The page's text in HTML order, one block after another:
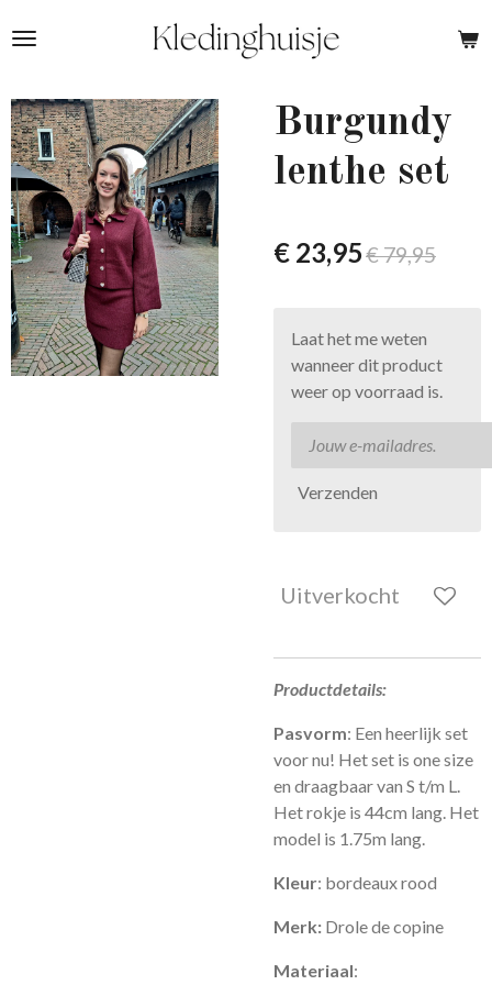
direct
de
hoofdinhoud
Burgundy
lenthe set
€ 23,95€ 79,95
Laat het me weten
wanneer dit product
weer op voorraad is.
Verzenden
Uitverkocht
Productdetails:
Pasvorm: Een heerlijk set
voor nu! Het set is one size
en draagbaar van S t/m L.
Het rokje is 44cm lang. Het
model is 1.75m lang.
Kleur: bordeaux rood
Merk: Drole de copine
Materiaal: